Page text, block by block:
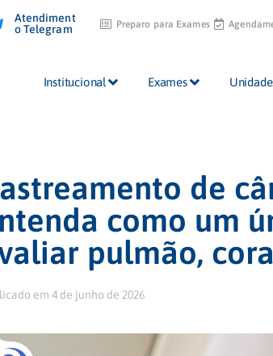
Atendiment
o Telegram
Preparo para Exames
Institucional Exames
de
como um
pulmão,
em 4 de junho de 2026